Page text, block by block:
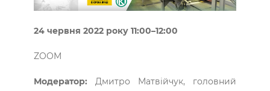
24 червня 2022 року 11:00–12:00
ZOOM
Модератор: Дмитро Матвійчук, головний